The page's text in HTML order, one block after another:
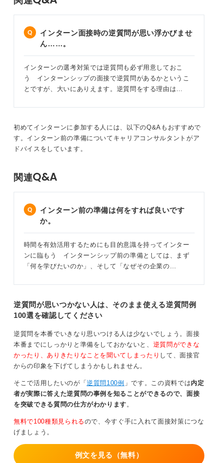
を感じること
さらに一歩踏み込み、社員の人が「おっ?! 」と思うよう
な深い情報を引き出すには、事前の企業研究が不可欠で
す。そのうえで、自分なりの考えや仮説を持って質問す
ると効果的です。
・貴社の〇〇という理念について、実際の業務でどのよ
うに反映されていると感じますか？
・業界の△△という課題に対し、貴社はどのような戦略
・若手にもかかわるチャンスはありますか？
仕事のやりがいや困難な点、それをどう乗り越えている
か、といった質問も良いでしょう。
また、複数の社員の人に同じ質問をしてみるのも有効で
合う考え方を見つけやすくなります。これは失礼にはあ
たりません。
大切なのは、情報収集だけでなく、対話を通じて企業の
援しています。
インターン面接時の逆質問が思い浮かびませ
ん……。
インターンの選考対策では逆質問も必ず用意しておこ
う インターンシップの面接で逆質問があるかというこ
とですが、大いにありえます。逆質問をする理由は…
初めてインターンに参加する人には、以下のQ&Aもおすすめで
す。インターン前の準備についてキャリアコンサルタントがア
ドバイスをしています。
関連Q&A
インターン前の準備は何をすれば良いです
か。
時間を有効活用するためにも目的意識を持ってインター
ンに臨もう インターンシップ前の準備としては、まず
「何を学びたいのか」、そして「なぜその企業の…
逆質問が思いつかない人は、そのまま使える逆質問例
100選を確認してください
逆質問を本番でいきなり思いつける人は少ないでしょう。面接
本番までにしっかりと準備をしておかないと、 逆質問ができな
かったり、ありきたりなことを聞いてしまったり して、面接官
からの印象を下げてしまうかもしれません。
そこで活用したいのが「逆質問100例 」です。この資料では内定
者が実際に答えた逆質問の事例を知ることができるので、面接
を突破できる質問の仕方がわかります 。
無料で100種類見られるので、今すぐ手に入れて面接対策につな
げましょう。
例文を見る（無料）